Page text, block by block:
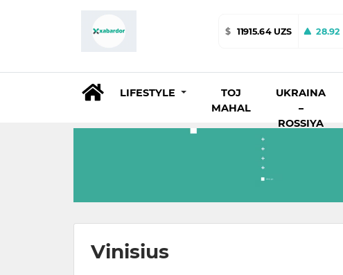
$ 11915.64 UZS 28.92
LIFESTYLE
TOJ
MAHAL
UKRAINA
–
ROSSIYA
Vinisius